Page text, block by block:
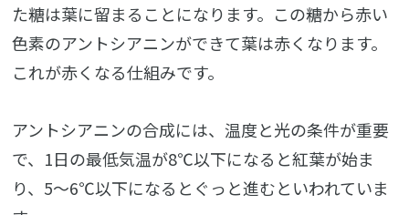
た糖は葉に留まることになります。この糖から赤い
色素のアントシアニンができて葉は赤くなります。
これが赤くなる仕組みです。
アントシアニンの合成には、温度と光の条件が重要
で、1日の最低気温が8℃以下になると紅葉が始ま
り、5～6℃以下になるとぐっと進むといわれていま